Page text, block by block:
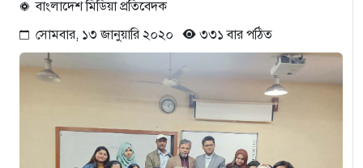
বাংলাদেশ মিডিয়া প্রতিবেদক
সোমবার, ১৩ জানুয়ারি ২০২০
৩৩১ বার পঠিত